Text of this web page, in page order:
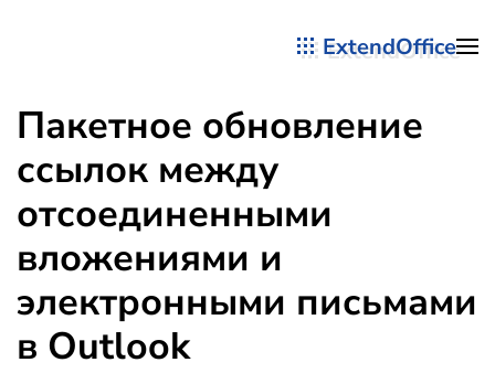
ExtendOffice
Пакетное обновление
ссылок между
отсоединенными
вложениями и
электронными письмами
в Outlook